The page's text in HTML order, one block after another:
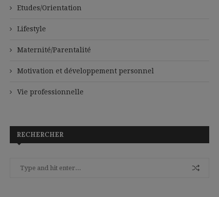
Etudes/Orientation
Lifestyle
Maternité/Parentalité
Motivation et développement personnel
Vie professionnelle
RECHERCHER